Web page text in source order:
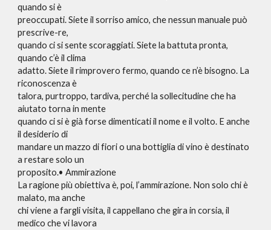
quando si è
preoccupati. Siete il sorriso amico, che nessun manuale può
prescrive-re,
quando ci si sente scoraggiati. Siete la battuta pronta,
quando c’è il clima
adatto. Siete il rimprovero fermo, quando ce n’è bisogno. La
riconoscenza è
talora, purtroppo, tardiva, perché la sollecitudine che ha
aiutato torna in mente
quando ci si è già forse dimenticati il nome e il volto. E anche
il desiderio di
mandare un mazzo di fiori o una bottiglia di vino è destinato
a restare solo un
proposito.• Ammirazione
La ragione più obiettiva è, poi, l’ammirazione. Non solo chi è
malato, ma anche
chi viene a fargli visita, il cappellano che gira in corsia, il
medico che vi lavora